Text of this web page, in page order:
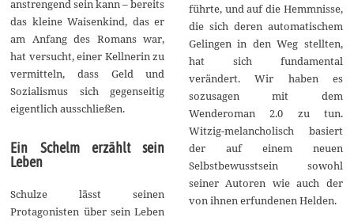
anstrengend sein kann – bereits
das kleine Waisenkind, das er
am Anfang des Romans war,
hat versucht, einer Kellnerin zu
vermitteln, dass Geld und
Sozialismus sich gegenseitig
eigentlich ausschließen.
Ein Schelm erzählt sein
Leben
Schulze lässt seinen
Protagonisten über sein Leben
führte, und auf die Hemmnisse,
die sich deren automatischem
Gelingen in den Weg stellten,
hat sich fundamental
verändert. Wir haben es
sozusagen mit dem
Wenderoman 2.0 zu tun.
Witzig-melancholisch basiert
der auf einem neuen
Selbstbewusstsein sowohl
seiner Autoren wie auch der
von ihnen erfundenen Helden.